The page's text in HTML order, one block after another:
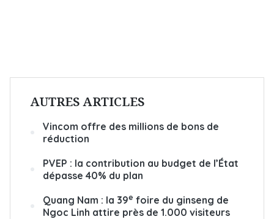
AUTRES ARTICLES
Vincom offre des millions de bons de
réduction
PVEP : la contribution au budget de l’État
dépasse 40% du plan
Quang Nam : la 39e foire du ginseng de
Ngoc Linh attire près de 1.000 visiteurs